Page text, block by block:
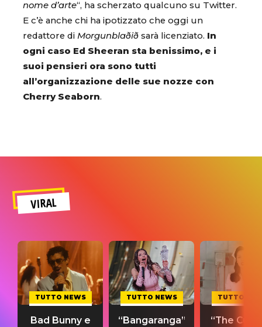
nome d’arte“, ha scherzato qualcuno su Twitter.
E c’è anche chi ha ipotizzato che oggi un
redattore di Morgunblaðið sarà licenziato. In
ogni caso Ed Sheeran sta benissimo, e i
suoi pensieri ora sono tutti
all’organizzazione delle sue nozze con
Cherry Seaborn.
VIRAL
TUTTO NEWS
Bad Bunny e
TUTTO NEWS
“Bangaranga”
TUTTO
“The